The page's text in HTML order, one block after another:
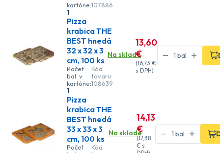
kartóne:
1
107886
Pizza
krabica THE
BEST hnedá
32 x 32 x 3
cm, 100 ks
Počet
bal. v
kartóne:
1
Kód
tovaru:
108639
Na sklade
13,60
€
(16,73 €
s DPH)
Pizza
krabica THE
BEST hnedá
33 x 33 x 3
cm, 100 ks
Počet
Kód
Na sklade
14,13
€
(17,38
€ s